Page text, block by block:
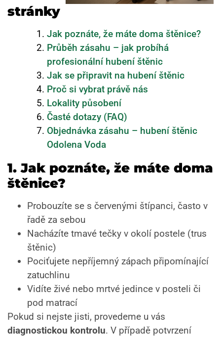
stránky
Jak poznáte, že máte doma štěnice?
Průběh zásahu – jak probíhá
profesionální hubení štěnic
Jak se připravit na hubení štěnic
Proč si vybrat právě nás
Lokality působení
Časté dotazy (FAQ)
Objednávka zásahu – hubení štěnic
Odolena Voda
1. Jak poznáte, že máte doma
štěnice?
Probouzíte se s červenými štípanci, často v
řadě za sebou
Nacházíte tmavé tečky v okolí postele (trus
štěnic)
Pociťujete nepříjemný zápach připomínající
zatuchlinu
Vidíte živé nebo mrtvé jedince v posteli či
pod matrací
Pokud si nejste jisti, provedeme u vás
diagnostickou kontrolu. V případě potvrzení